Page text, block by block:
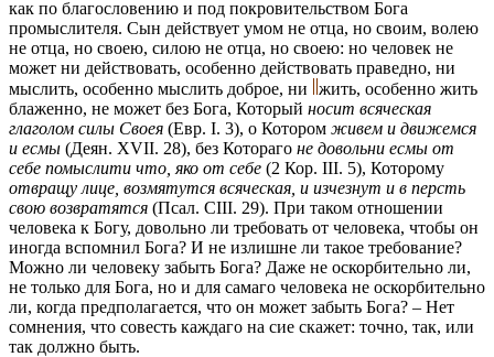
как по благословению и под покровительством Бога
промыслителя. Сын действует умом не отца, но своим, волею
не отца, но своею, силою не отца, но своею: но человек не
может ни действовать, особенно действовать праведно, ни
мыслить, особенно мыслить доброе, ни
жить, особенно жить
блаженно, не может без Бога, Который носит всяческая
глаголом силы Своея (Евр. I. 3), о Котором живем и движемся
и есмы (Деян. XVII. 28), без Котораго не довольни есмы от
себе помыслити что, яко от себе (2 Кор. III. 5), Которому
отвращу лице, возмятутся всяческая, и изчезнут и в персть
свою возвратятся (Псал. CIII. 29). При таком отношении
человека к Богу, довольно ли требовать от человека, чтобы он
иногда вспомнил Бога? И не излишне ли такое требование?
Можно ли человеку забыть Бога? Даже не оскорбительно ли,
не только для Бога, но и для самаго человека не оскорбительно
ли, когда предполагается, что он может забыть Бога? – Нет
сомнения, что совесть каждаго на сие скажет: точно, так, или
так должно быть.